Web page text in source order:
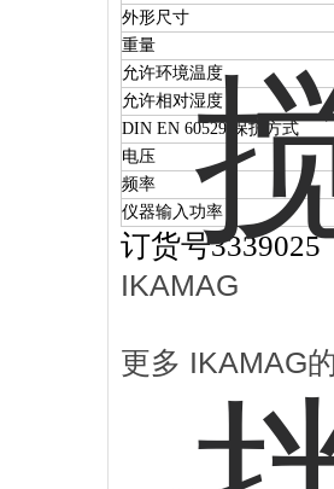
外形尺寸
重量
允许环境温度
允许相对湿度
DIN EN 60529 保护方式
电压
频率
仪器输入功率
订货号3339025
更多 IKAMAG